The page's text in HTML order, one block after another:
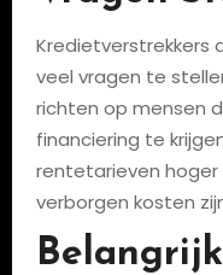
Kredietverstrekkers
veel vragen te
richten op mensen
financiering te
rentetarieven hoger
verborgen kosten